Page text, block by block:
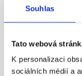
Souhlas
Tato webová
K personalizaci
sociálních médií a
11. 4. 2016